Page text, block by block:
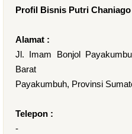
Profil Bisnis Putri Chaniago
Alamat :
Jl. Imam Bonjol
Barat
Payakumbuh, Provinsi
Telepon :
-